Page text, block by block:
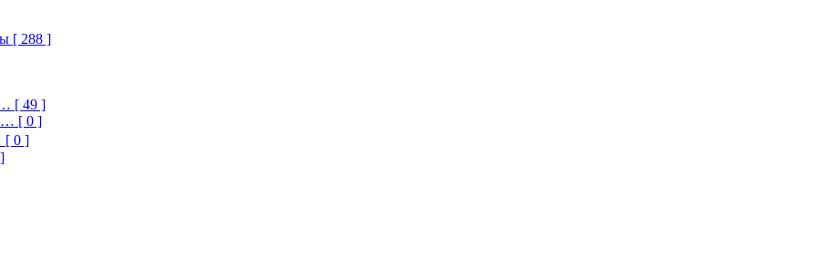
[ 288 ]
[ 49 ]
[ 0 ]
[ 0 ]